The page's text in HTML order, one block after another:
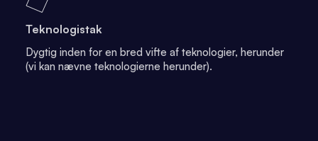
Teknologistak
Dygtig inden for en bred vifte af teknologier, herunder
(vi kan nævne teknologierne herunder).